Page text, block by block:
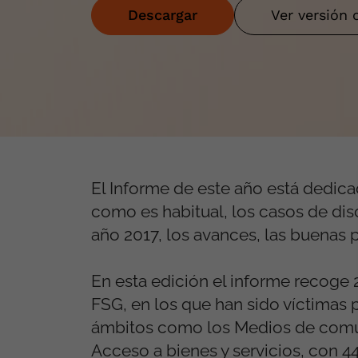
Descargar Ver versión
El Informe de este año está
como es habitual, los casos de
año 2017, los avances, las
En esta edición el informe recoge
FSG, en los que han sido
ámbitos como los Medios de
Acceso a bienes y servicios, con